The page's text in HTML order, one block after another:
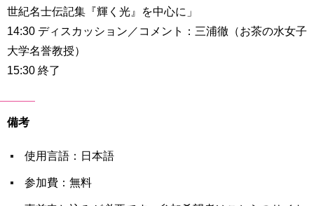
す
お
問
せ
交
員
専
用
世紀名士伝記集『輝く光』を中心に」
14:30 ディスカッション／コメント：三浦徹（お茶の水女子
大学名誉教授）
15:30 終了
備考
使用言語：日本語
参加費：無料